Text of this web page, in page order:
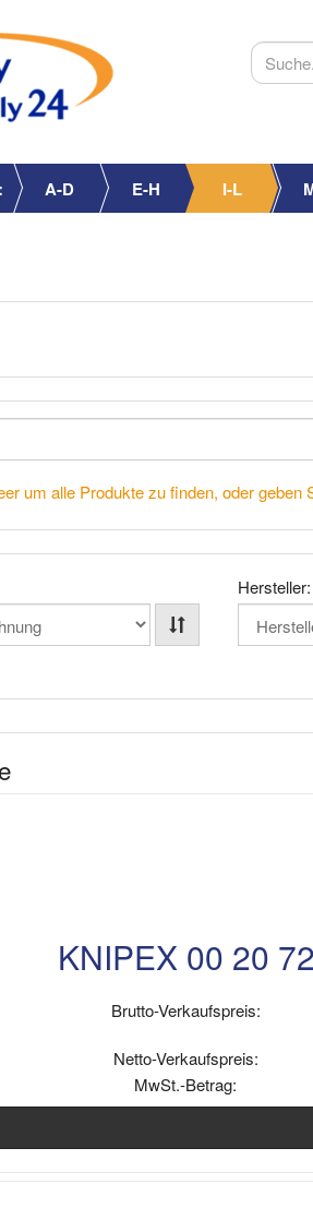
A-D E-H I-L
um alle Produkte zu finden, oder
Hersteller:
KNIPEX 00 20
Brutto-Verkaufspreis:
Netto-Verkaufspreis:
MwSt.-Betrag: